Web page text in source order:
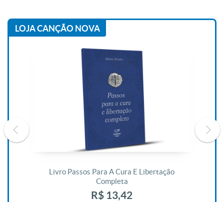
LOJA CANÇÃO NOVA
Livro Passos Para A Cura E Libertação
Completa
R$ 13,42